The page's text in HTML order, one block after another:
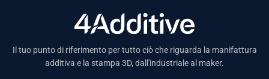
Il tuo punto di riferimento per tutto ciò che riguarda la manifattura
additiva e la stampa 3D, dall'industriale al maker.